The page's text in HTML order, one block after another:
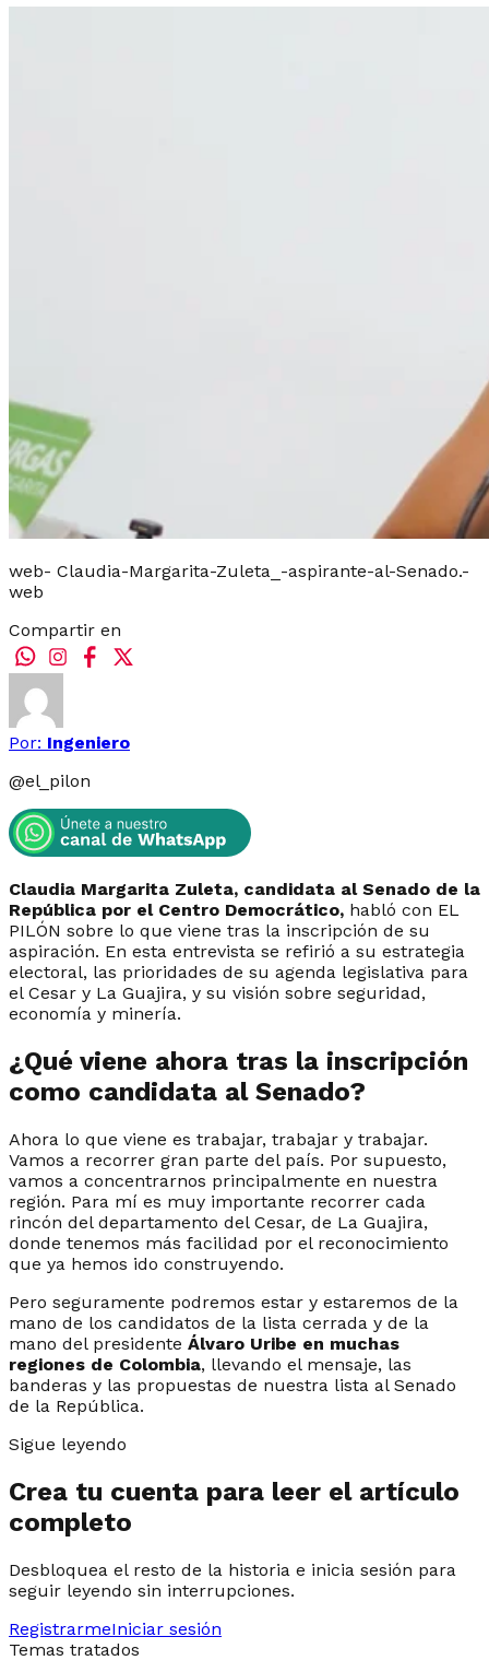
web- Claudia-Margarita-Zuleta_-aspirante-al-Senado.-
web
Compartir en
Por: Ingeniero
@el_pilon
Claudia Margarita Zuleta, candidata al Senado de la
República por el Centro Democrático, habló con EL
PILÓN sobre lo que viene tras la inscripción de su
aspiración. En esta entrevista se refirió a su estrategia
electoral, las prioridades de su agenda legislativa para
el Cesar y La Guajira, y su visión sobre seguridad,
economía y minería.
¿Qué viene ahora tras la inscripción
como candidata al Senado?
Ahora lo que viene es trabajar, trabajar y trabajar.
Vamos a recorrer gran parte del país. Por supuesto,
vamos a concentrarnos principalmente en nuestra
región. Para mí es muy importante recorrer cada
rincón del departamento del Cesar, de La Guajira,
donde tenemos más facilidad por el reconocimiento
que ya hemos ido construyendo.
Pero seguramente podremos estar y estaremos de la
mano de los candidatos de la lista cerrada y de la
mano del presidente Álvaro Uribe en muchas
regiones de Colombia, llevando el mensaje, las
banderas y las propuestas de nuestra lista al Senado
de la República.
Sigue leyendo
Crea tu cuenta para leer el artículo
completo
Desbloquea el resto de la historia e inicia sesión para
seguir leyendo sin interrupciones.
RegistrarmeIniciar sesión
Temas tratados